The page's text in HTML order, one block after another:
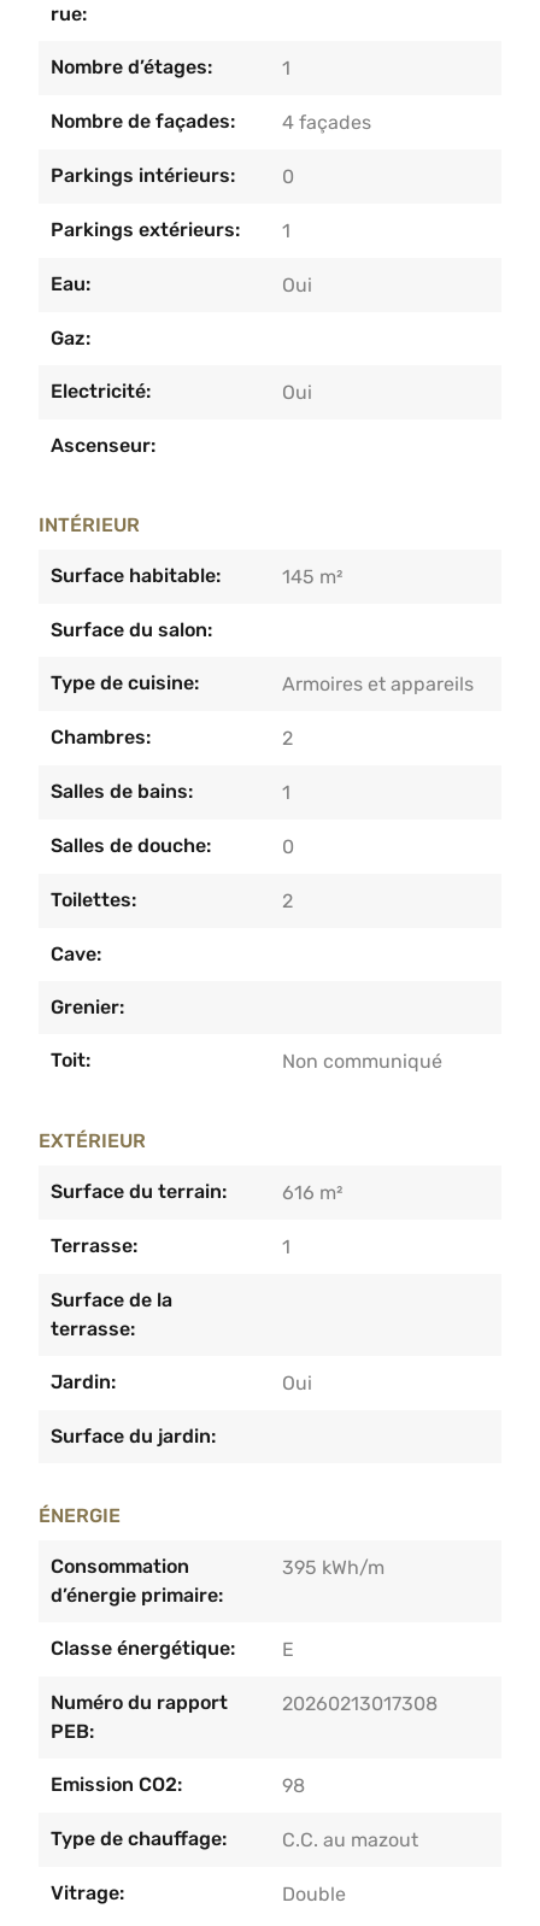
rue:
Nombre d’étages: 1
Nombre de façades: 4 façades
Parkings intérieurs: 0
Parkings extérieurs: 1
Eau: Oui
Gaz:
Electricité: Oui
Ascenseur:
INTÉRIEUR
Surface habitable: 145 m²
Surface du salon:
Type de cuisine: Armoires et appareils
Chambres: 2
Salles de bains: 1
Salles de douche: 0
Toilettes: 2
Cave:
Grenier:
Toit: Non communiqué
EXTÉRIEUR
Surface du terrain: 616 m²
Terrasse: 1
Surface de la
terrasse:
Jardin: Oui
Surface du jardin:
ÉNERGIE
Consommation
d’énergie primaire:
395 kWh/m
Classe énergétique: E
Numéro du rapport
PEB:
20260213017308
Emission CO2: 98
Type de chauffage: C.C. au mazout
Vitrage: Double